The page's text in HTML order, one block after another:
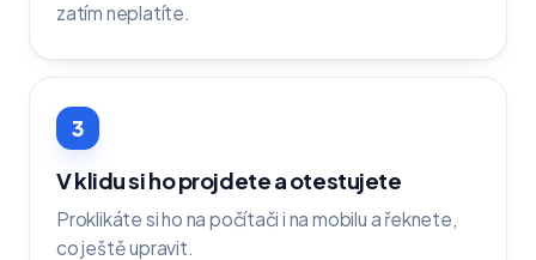
zatím neplatíte.
3
V klidu si ho projdete a otestujete
Proklikáte si ho na počítači i na mobilu a řeknete,
co ještě upravit.